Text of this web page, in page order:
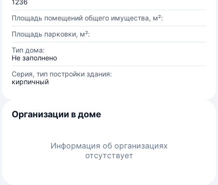
1236
Площадь помещений общего имущества, м²:
Площадь парковки, м²:
Тип дома:
Не заполнено
Серия, тип постройки здания:
кирпичный
Организации в доме
Информация об организациях
отсутствует